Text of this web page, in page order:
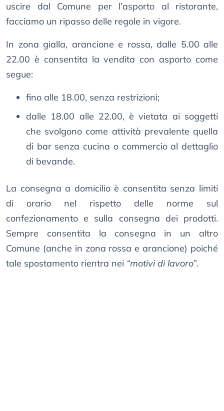
uscire dal Comune per l’asporto al ristorante,
facciamo un ripasso delle regole in vigore.
In zona gialla, arancione e rossa, dalle 5.00 alle
22.00 è consentita la vendita con asporto come
segue:
fino alle 18.00, senza restrizioni;
dalle 18.00 alle 22.00, è vietata ai soggetti
che svolgono come attività prevalente quella
di bar senza cucina o commercio al dettaglio
di bevande.
La consegna a domicilio è consentita senza limiti
di orario nel rispetto delle norme sul
confezionamento e sulla consegna dei prodotti.
Sempre consentita la consegna in un altro
Comune (anche in zona rossa e arancione) poiché
tale spostamento rientra nei “motivi di lavoro”.